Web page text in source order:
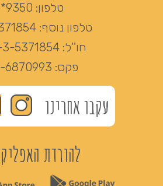
טלפון: 9350*
טלפון נוסף:
חו''ל: 5371854
פקס: 6870993
עקבו אחרינו
להורדת